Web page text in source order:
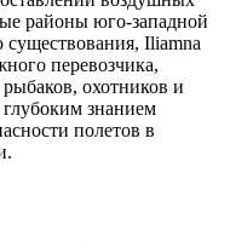
районы юго-западной
существования, Iliamna
перевозчика,
охотников и
знанием
полетов в